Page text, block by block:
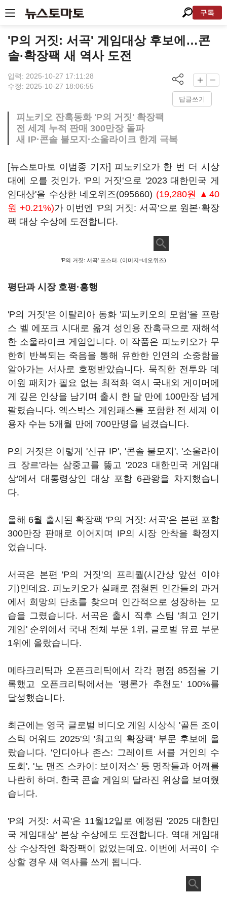
구독
'P의 거짓: 서곡' 게임대상 후보에…콘
솔·확장팩 새 역사 도전
입력: 2025-10-27 17:11:28
수정: 2025-10-27 18:06:55
답글쓰기
피노키오 잔혹동화 'P의 거짓' 확장팩
전 세계 누적 판매 300만장 돌파
새 IP·콘솔 불모지·소울라이크 한계 극복
[뉴스토마토 이범종 기자] 피노키오가 한 번 더 시상
대에 오를 것인가. 'P의 거짓'으로 '2023 대한민국 게
임대상'을 수상한 네오위즈(095660) (19,280원 ▲40
원 +0.21%)가 이번엔 'P의 거짓: 서곡'으로 원본·확장
팩 대상 수상에 도전합니다.
'P의 거짓: 서곡' 포스터. (이미지=네오위즈)
평단과 시장 호평·흥행
'P의 거짓'은 이탈리아 동화 '피노키오의 모험'을 프랑
스 벨 에포크 시대로 옮겨 성인용 잔혹극으로 재해석
한 소울라이크 게임입니다. 이 작품은 피노키오가 무
한히 반복되는 죽음을 통해 유한한 인연의 소중함을
알아가는 서사로 호평받았습니다. 묵직한 전투와 데
이원 패치가 필요 없는 최적화 역시 국내외 게이머에
게 깊은 인상을 남기며 출시 한 달 만에 100만장 넘게
팔렸습니다. 엑스박스 게임패스를 포함한 전 세계 이
용자 수는 5개월 만에 700만명을 넘겼습니다.
P의 거짓은 이렇게 '신규 IP', '콘솔 불모지', '소울라이
크 장르'라는 삼중고를 뚫고 '2023 대한민국 게임대
상'에서 대통령상인 대상 포함 6관왕을 차지했습니
다.
올해 6월 출시된 확장팩 'P의 거짓: 서곡'은 본편 포함
300만장 판매로 이어지며 IP의 시장 안착을 확정지
었습니다.
서곡은 본편 'P의 거짓'의 프리퀄(시간상 앞선 이야
기)인데요. 피노키오가 실패로 점철된 인간들의 과거
에서 희망의 단초를 찾으며 인간적으로 성장하는 모
습을 그렸습니다. 서곡은 출시 직후 스팀 '최고 인기
게임' 순위에서 국내 전체 부문 1위, 글로벌 유료 부문
1위에 올랐습니다.
메타크리틱과 오픈크리틱에서 각각 평점 85점을 기
록했고 오픈크리틱에서는 '평론가 추천도' 100%를
달성했습니다.
최근에는 영국 글로벌 비디오 게임 시상식 '골든 조이
스틱 어워드 2025'의 '최고의 확장팩' 부문 후보에 올
랐습니다. '인디아나 존스: 그레이트 서클 거인의 수
도회', '노 맨즈 스카이: 보이저스' 등 명작들과 어깨를
나란히 하며, 한국 콘솔 게임의 달라진 위상을 보여줬
습니다.
'P의 거짓: 서곡'은 11월12일로 예정된 '2025 대한민
국 게임대상' 본상 수상에도 도전합니다. 역대 게임대
상 수상작엔 확장팩이 없었는데요. 이번에 서곡이 수
상할 경우 새 역사를 쓰게 됩니다.